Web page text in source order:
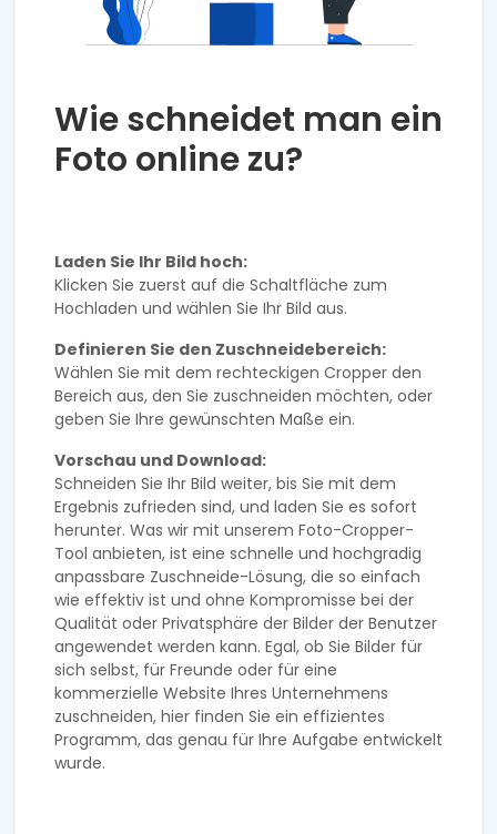
Wie schneidet man ein
Foto online zu?
Laden Sie Ihr Bild hoch:
Klicken Sie zuerst auf die Schaltfläche zum
Hochladen und wählen Sie Ihr Bild aus.
Definieren Sie den Zuschneidebereich:
Wählen Sie mit dem rechteckigen Cropper den
Bereich aus, den Sie zuschneiden möchten, oder
geben Sie Ihre gewünschten Maße ein.
Vorschau und Download:
Schneiden Sie Ihr Bild weiter, bis Sie mit dem
Ergebnis zufrieden sind, und laden Sie es sofort
herunter. Was wir mit unserem Foto-Cropper-
Tool anbieten, ist eine schnelle und hochgradig
anpassbare Zuschneide-Lösung, die so einfach
wie effektiv ist und ohne Kompromisse bei der
Qualität oder Privatsphäre der Bilder der Benutzer
angewendet werden kann. Egal, ob Sie Bilder für
sich selbst, für Freunde oder für eine
kommerzielle Website Ihres Unternehmens
zuschneiden, hier finden Sie ein effizientes
Programm, das genau für Ihre Aufgabe entwickelt
wurde.